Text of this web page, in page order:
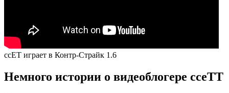
ccET играет в Контр-Страйк 1.6
Немного истории о видеоблогере cceTT